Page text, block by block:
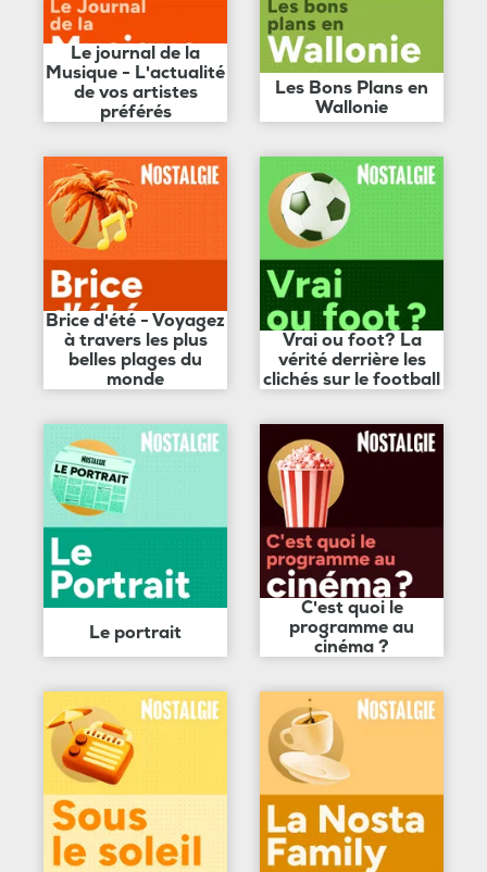
Le journal de la
Musique - L'actualité
de vos artistes
préférés
Les Bons Plans en
Wallonie
Brice d'été - Voyagez
à travers les plus
belles plages du
monde
Vrai ou foot? La
vérité derrière les
clichés sur le football
Le portrait
C'est quoi le
programme au
cinéma ?